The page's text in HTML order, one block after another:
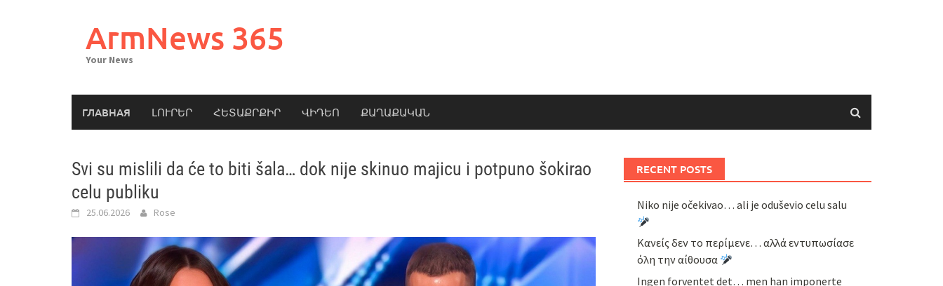
ArmNews 365
Your News
ГЛАВНАЯ ԼՈՒՐԵՐ ՀԵՏԱՔՐՔԻՐ ՎԻԴԵՈ ՔԱՂԱՔԱԿԱՆ
Svi su mislili da će to biti šala… dok nije skinuo majicu i potpuno šokirao
celu publiku
25.06.2026 Rose
RECENT POSTS
Niko nije očekivao… ali je oduševio celu salu
Κανείς δεν το περίμενε… αλλά εντυπωσίασε
όλη την αίθουσα
Ingen forventet det… men han imponerte